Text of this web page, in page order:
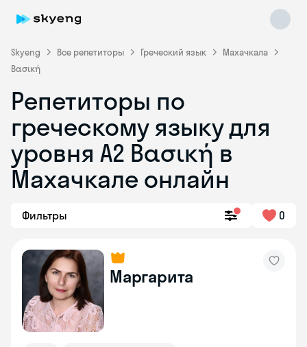
Skyeng Все репетиторы Греческий язык
Махачкала
Βασική
Репетиторы по
греческому языку для
уровня Α2 Βασική в
Махачкале онлайн
Фильтры 0
Маргарита
Skyeng Chat
online